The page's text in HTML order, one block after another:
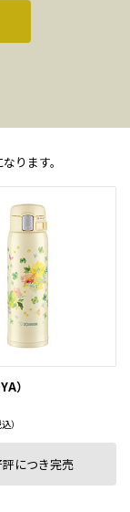
ります。
）
）
評につき完売